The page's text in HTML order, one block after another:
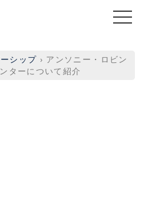
シップ › アンソニー・ロビン
ターについて紹介